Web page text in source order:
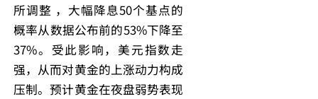
所调整 ，大幅降息50个基点的
概率从数据公布前的53%下降至
37%。受此影响，美元指数走
强，从而对黄金的上涨动力构成
压制。预计黄金在夜盘弱势表现